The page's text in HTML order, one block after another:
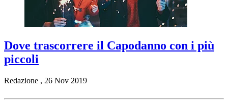
Dove trascorrere il Capodanno con i più
piccoli
Redazione , 26 Nov 2019